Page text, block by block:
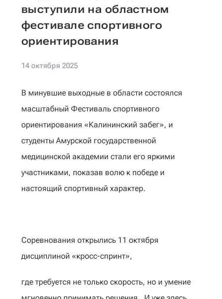
выступили на областном
фестивале спортивного
ориентирования
14 октября 2025
В минувшие выходные в области состоялся
масштабный Фестиваль спортивного
ориентирования «Калининский забег», и
студенты Амурской государственной
медицинской академии стали его яркими
участниками, показав волю к победе и
настоящий спортивный характер.
‎Соревнования открылись 11 октября
дисциплиной «кросс-спринт»,
где требуется не только скорость, но и умение